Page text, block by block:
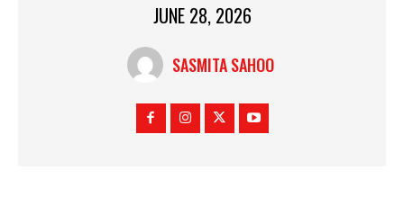
JUNE 28, 2026
SASMITA SAHOO